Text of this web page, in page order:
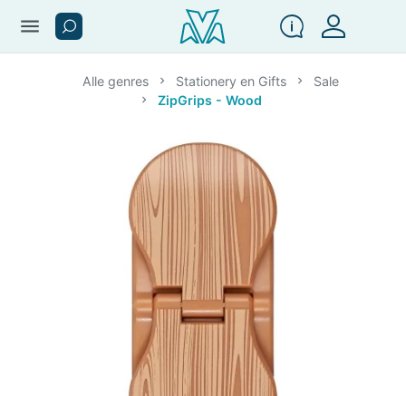
menu
Alle genres Stationery en Gifts
Sale
ZipGrips - Wood